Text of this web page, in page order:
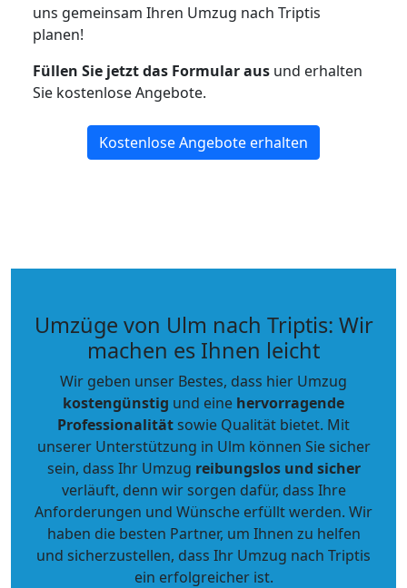
uns gemeinsam Ihren Umzug nach Triptis
planen!
Füllen Sie jetzt das Formular aus und erhalten
Sie kostenlose Angebote.
Kostenlose Angebote erhalten
Umzüge von Ulm nach Triptis: Wir
machen es Ihnen leicht
Wir geben unser Bestes, dass hier Umzug
kostengünstig und eine hervorragende
Professionalitätsowie Qualität bietet. Mit
unserer Unterstützung in Ulm können Sie sicher
sein, dass Ihr Umzug reibungslos und sicher
verläuft, denn wir sorgen dafür, dass Ihre
Anforderungen und Wünsche erfüllt werden. Wir
haben die besten Partner, um Ihnen zu helfen
und sicherzustellen, dass Ihr Umzug nach Triptis
ein erfolgreicher ist.